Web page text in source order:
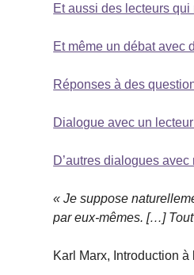
Et aussi des lecteurs
Et même un débat avec
Réponses à des
Dialogue avec un
D’autres dialogues
« Je suppose
par eux-mêmes. […]
Karl Marx, Introduction